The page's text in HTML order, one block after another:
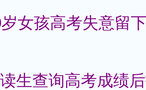
女孩高考失意留
生查询高考成绩